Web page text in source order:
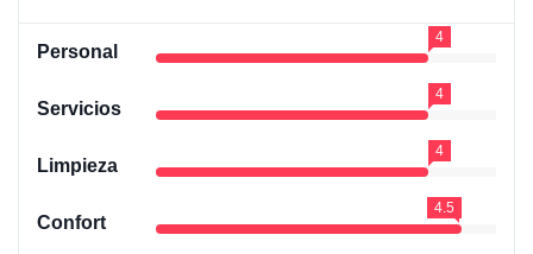
Personal
4
Servicios
4
Limpieza
4
Confort
4.5